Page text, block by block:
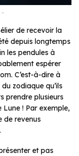
–
de recevoir la
depuis longtemps
les pendules à
espérer
C’est-à-dire à
zodiaque qu’ils
prendre plusieurs
! Par exemple,
de revenus
et pas